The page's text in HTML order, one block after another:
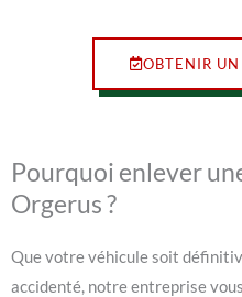
OBTENIR
Pourquoi enlever
Orgerus ?
Que votre véhicule soit
accidenté, notre entreprise